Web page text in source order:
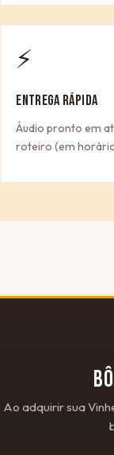
⚡
ENTREGA RÁPIDA
Áudio pronto em
roteiro (em
Ao adquirir sua